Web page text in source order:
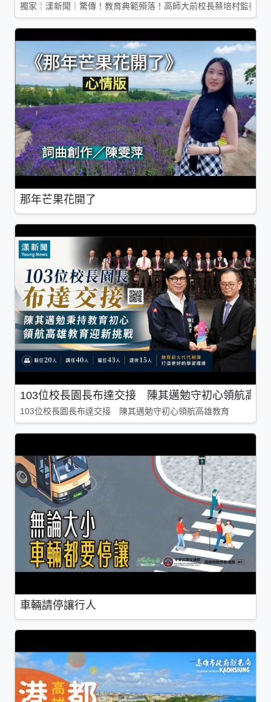
獨家｜漾新聞｜驚傳！教育典範殞落！高師大前校長蔡培村監委
那年芒果花開了
103位校長園長布達交接 陳其邁勉守初心領航高雄
103位校長園長布達交接 陳其邁勉守初心領航高雄教育
車輛請停讓行人